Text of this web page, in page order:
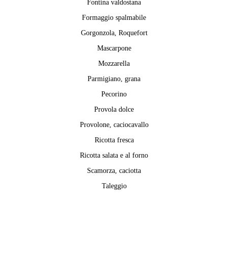
Fontina valdostana
Formaggio spalmabile
Gorgonzola, Roquefort
Mascarpone
Mozzarella
Parmigiano, grana
Pecorino
Provola dolce
Provolone, caciocavallo
Ricotta fresca
Ricotta salata e al forno
Scamorza, caciotta
Taleggio